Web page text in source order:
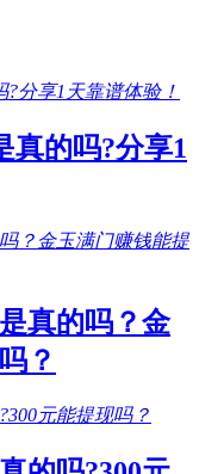
真的吗?分享1
真的吗？金
？